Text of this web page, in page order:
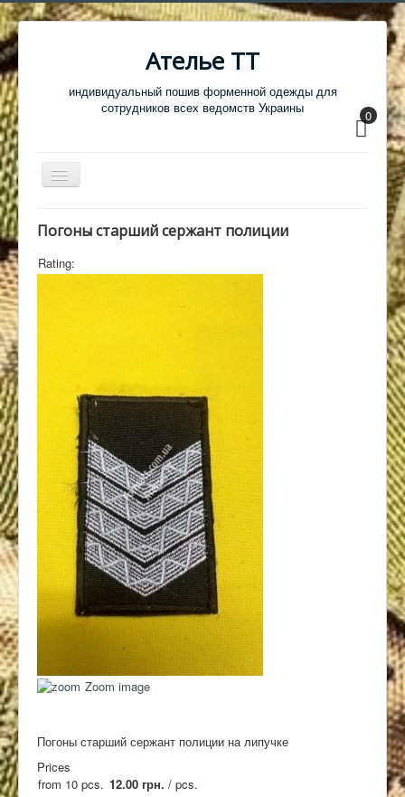
Ателье ТТ
индивидуальный пошив форменной одежды для
сотрудников всех ведомств Украины
0
Перемикач
навігації
Обувь
Кабинет
Контакты
Погоны старший сержант полиции
Rating:
Zoom image
Погоны старший сержант полиции на липучке
Prices
from 10 pcs. 12.00 грн. / pcs.